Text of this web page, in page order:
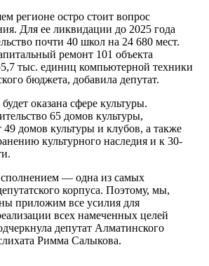
регионе остро стоит вопрос
Для ее ликвидации до 2025 года
почти 40 школ на 24 680 мест.
ремонт 101 объекта
тыс. единиц компьютерной техники
бюджета, добавила депутат.
оказана сфере культуры.
65 домов культуры,
домов культуры и клубов, а также
культурного наследия и к 30-
— одна из самых
корпуса. Поэтому, мы,
приложим все усилия для
всех намеченных целей
депутат Алматинского
Римма Салыкова.